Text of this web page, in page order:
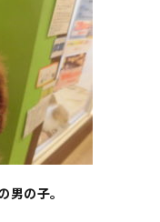
男の子。